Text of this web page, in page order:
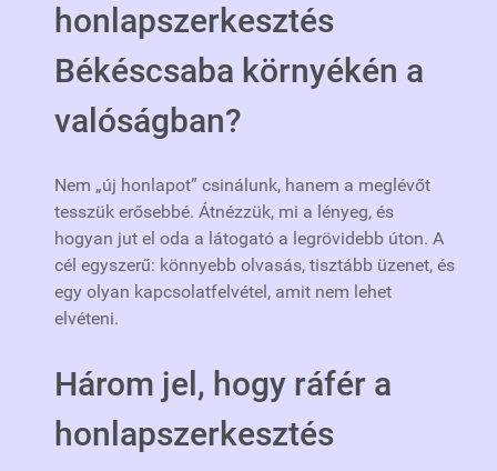
honlapszerkesztés
Békéscsaba környékén a
valóságban?
Nem „új honlapot” csinálunk, hanem a meglévőt
tesszük erősebbé. Átnézzük, mi a lényeg, és
hogyan jut el oda a látogató a legrövidebb úton. A
cél egyszerű: könnyebb olvasás, tisztább üzenet, és
egy olyan kapcsolatfelvétel, amit nem lehet
elvéteni.
Három jel, hogy ráfér a
honlapszerkesztés